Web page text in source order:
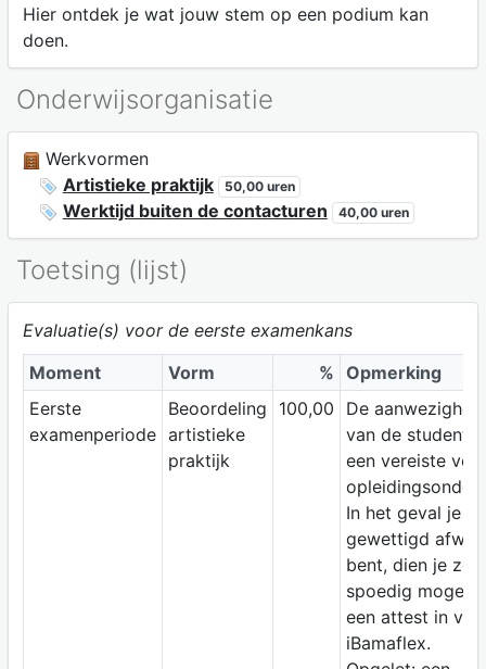
Hier ontdek je wat jouw stem op een podium kan
doen.
Onderwijsorganisatie
Werkvormen
Artistieke praktijk
50,00 uren
Werktijd buiten de contacturen 40,00 uren
Toetsing (lijst)
Evaluatie(s) voor de eerste examenkans
Moment
Vorm % Opmerking
Eerste
examenperiode
Beoordeling
artistieke
praktijk
100,00
De aanwezigheid
van de student is
een vereiste
In het geval je
gewettigd
bent, dien je zo
spoedig mogelijk
een attest in via
iBamaflex.